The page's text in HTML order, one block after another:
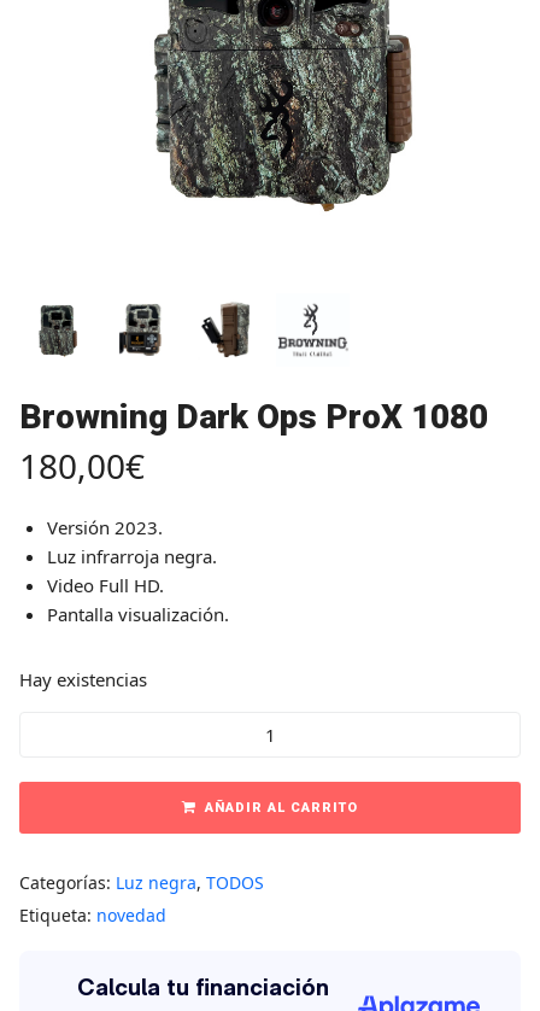
Browning Dark Ops ProX 1080
180,00€
Versión 2023.
Luz infrarroja negra.
Video Full HD.
Pantalla visualización.
Hay existencias
AÑADIR AL CARRITO
Categorías: Luz negra, TODOS
Etiqueta: novedad